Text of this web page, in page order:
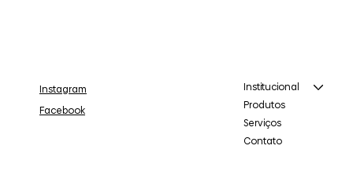
Institucional
Produtos
Serviços
Contato
Instagram
Facebook